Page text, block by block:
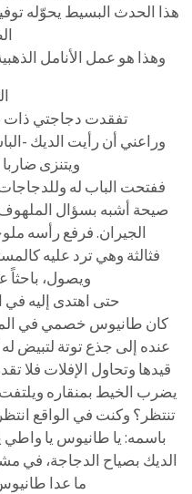
هذا الحدث البسيط يحوّله
وهذا هو عمل الأنامل
تفقدت دجاجتي ذات
وراعني أن رأيت الديك -
ويتنزى
ففتحت الباب له
صيحة أشبه بسؤال
الجيران. فرفع رأسه
فثالثة وهي ترد عليه
ويصول، باحثاً
حتى اهتدى إليه
كان طانيوس خصمي في
عنده إلى جذع توتة لتبيض
قيدها وتحاول الإفلات فلا
يضرب الخيط بمنقاره
تنتظر؟ وكنت في الواقع
باسمه: يا طانيوس يا
الديك بصياح الدجاجة، في
ما عدا